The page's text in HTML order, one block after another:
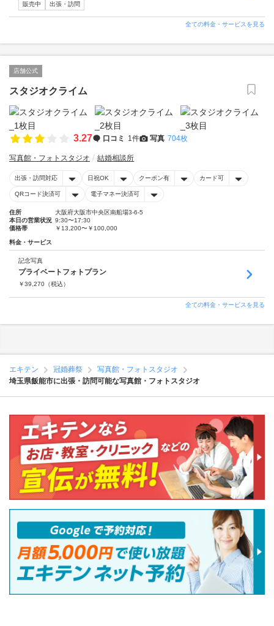
販売中
出張・訪問
全ての料金・サービスを見る
店舗公式
スタジオクライム
3.27 口コミ 1件 写真 704枚
写真館・フォトスタジオ 結婚相談所
出張・訪問対応 日祝OK クーポン有 カード可
QRコード決済可 電子マネー決済可
住所
大阪府大阪市中央区南船場3-6-5
本日の営業状況 9:30〜17:30
価格帯
￥13,200〜￥100,000
料金・サービス
記念写真
プライベートフォトプラン
￥39,270 （税込）
全ての料金・サービスを見る
エキテン 冠婚葬祭
写真館・フォトスタジオ
埼玉県飯能市に出張・訪問可能な写真館・フォトスタジオ